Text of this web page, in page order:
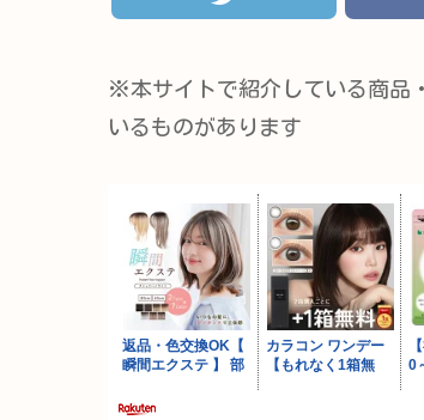
※本サイトで紹介している商品
いるものがあります